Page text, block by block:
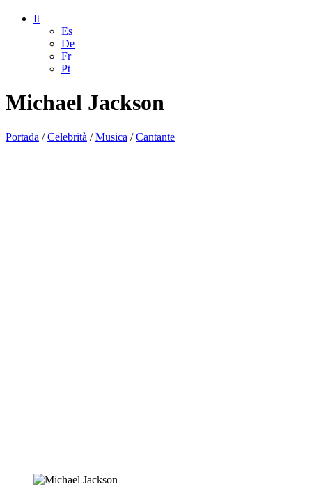
It
Es
De
Fr
Pt
Michael Jackson
Portada /Celebrità /Musica /Cantante